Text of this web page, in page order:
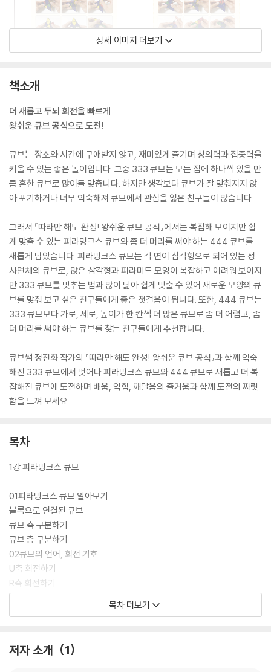
상세 이미지 더보기
책소개
더 새롭고 두뇌 회전을 빠르게
왕쉬운 큐브 공식으로 도전!
큐브는 장소와 시간에 구애받지 않고, 재미있게 즐기며 창의력과 집중력을
키울 수 있는 좋은 놀이입니다. 그중 333 큐브는 모든 집에 하나씩 있을 만
큼 흔한 큐브로 많이들 맞춥니다. 하지만 생각보다 큐브가 잘 맞춰지지 않
아 포기하거나 너무 익숙해져 큐브에서 관심을 잃은 친구들이 많습니다.
그래서 『따라만 해도 완성! 왕쉬운 큐브 공식』에서는 복잡해 보이지만 쉽
게 맞출 수 있는 피라밍크스 큐브와 좀 더 머리를 써야 하는 444 큐브를
새롭게 담았습니다. 피라밍크스 큐브는 각 면이 삼각형으로 되어 있는 정
사면체의 큐브로, 많은 삼각형과 피라미드 모양이 복잡하고 어려워 보이지
만 333 큐브를 맞추는 법과 많이 닮아 쉽게 맞출 수 있어 새로운 모양의 큐
브를 맞춰 보고 싶은 친구들에게 좋은 첫걸음이 됩니다. 또한, 444 큐브는
333 큐브보다 가로, 세로, 높이가 한 칸씩 더 많은 큐브로 좀 더 어렵고, 좀
더 머리를 써야 하는 큐브를 찾는 친구들에게 추천합니다.
큐브쌤 정진화 작가의 『따라만 해도 완성! 왕쉬운 큐브 공식』과 함께 익숙
해진 333 큐브에서 벗어나 피라밍크스 큐브와 444 큐브로 새롭고 더 복
잡해진 큐브에 도전하며 배움, 익힘, 깨달음의 즐거움과 함께 도전의 짜릿
함을 느껴 보세요.
목차
1강 피라밍크스 큐브
01피라밍크스 큐브 알아보기
블록으로 연결된 큐브
큐브 축 구분하기
큐브 층 구분하기
02큐브의 언어, 회전 기호
U축 회전하기
R축 회전하기
L축 회전하기
041·3층 완성하기[2단계]
목차 더보기
저자 소개 1